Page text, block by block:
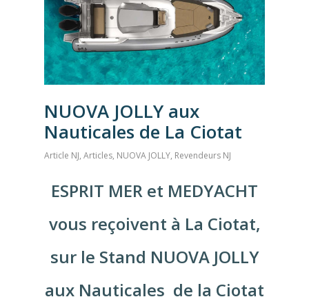
NUOVA JOLLY aux
Nauticales de La Ciotat
Article NJ, Articles, NUOVA JOLLY, Revendeurs NJ
ESPRIT MER et MEDYACHT
vous reçoivent à La Ciotat,
sur le Stand NUOVA JOLLY
aux Nauticales de la Ciotat